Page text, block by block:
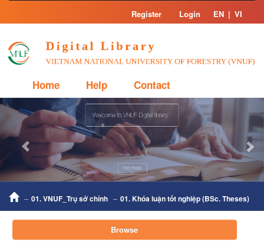
Skip
Register Login EN | VI
Home Help Contact
Previous
01. VNUF_Trụ sở chính 01. Khóa luận tốt nghiệp (BSc. Theses)
Browse